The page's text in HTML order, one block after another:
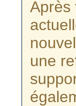
Après
une